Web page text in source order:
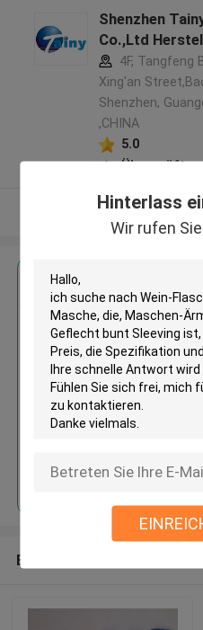
Hinterlass
Wir rufen
Shenzhen
Co.,Ltd
4F, Tangfeng
Xing'an
Shenzhen,
,CHINA
5.0
Überprüfter
Sehen
Erhalten Sie
Wein-
Empfohlene Produkte